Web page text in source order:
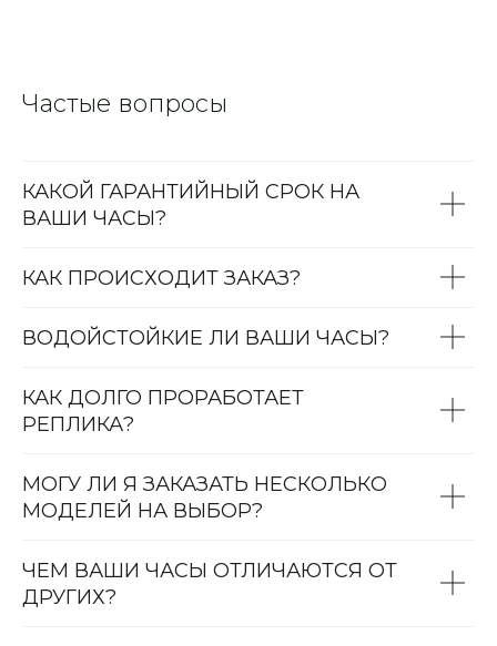
Частые вопросы
КАКОЙ ГАРАНТИЙНЫЙ СРОК НА
ВАШИ ЧАСЫ?
КАК ПРОИСХОДИТ ЗАКАЗ?
ВОДОЙСТОЙКИЕ ЛИ ВАШИ ЧАСЫ?
КАК ДОЛГО ПРОРАБОТАЕТ
РЕПЛИКА?
МОГУ ЛИ Я ЗАКАЗАТЬ НЕСКОЛЬКО
МОДЕЛЕЙ НА ВЫБОР?
ЧЕМ ВАШИ ЧАСЫ ОТЛИЧАЮТСЯ ОТ
ДРУГИХ?